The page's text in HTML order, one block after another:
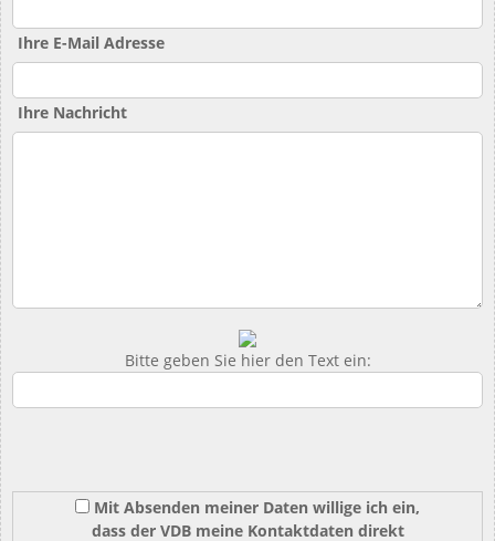
Ihre E-Mail Adresse
Ihre Nachricht
Bitte geben Sie hier den Text ein:
Mit Absenden meiner Daten willige ich ein,
dass der VDB meine Kontaktdaten direkt